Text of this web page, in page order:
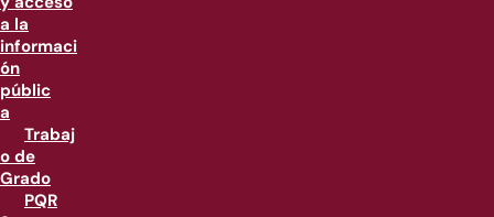
a la
informaci
ón
públic
a
Trabaj
o de
Grado
PQR